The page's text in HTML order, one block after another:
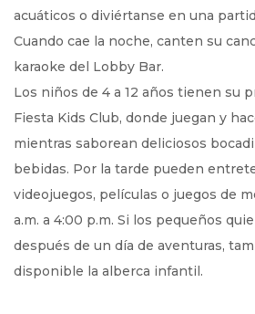
acuáticos o diviértanse en una
Cuando cae la noche, canten su
karaoke del Lobby Bar.
Los niños de 4 a 12 años tienen su
Fiesta Kids Club, donde juegan y
mientras saborean deliciosos
bebidas. Por la tarde pueden
videojuegos, películas o juegos de
a.m. a 4:00 p.m. Si los pequeños
después de un día de aventuras,
disponible la alberca infantil.